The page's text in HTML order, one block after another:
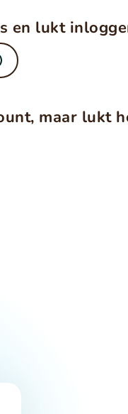
en lukt
maar lukt